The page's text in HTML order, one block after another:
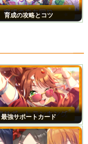
育成の攻略とコツ
最強サポートカード